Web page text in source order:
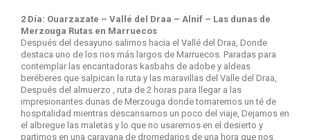
2 Día: Ouarzazate – Vallé del Draa – Alnif – Las dunas de
Merzouga Rutas en Marruecos
Después del desayuno salimos hacia el Vallé del Draa, Donde
destaca uno de los rios más largos de Marruecos. Paradas para
contemplar las encantadoras kasbahs de adobe y aldeas
beréberes que salpican la ruta y las maravillas del Valle del Draa,
Después del almuerzo , ruta de 2 horas para llegar a las
impresionantes dunas de Merzouga donde tomaremos un té de
hospitalidad mientras descansamos un poco del viaje, Dejamos en
el albregue las maletas y lo que no usaremos en el desierto y
partimos en una caravana de dromedarios de una hora que nos